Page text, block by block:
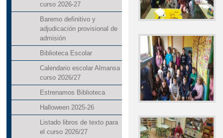
curso 2026-27
Baremo definitivo y
adjudicación provisional de
admisión
Biblioteca Escolar
Calendario escolar Almansa
curso 2026/27
Estrenamos Biblioteca
Halloween 2025-26
Listado libros de texto para
el curso 2026/27